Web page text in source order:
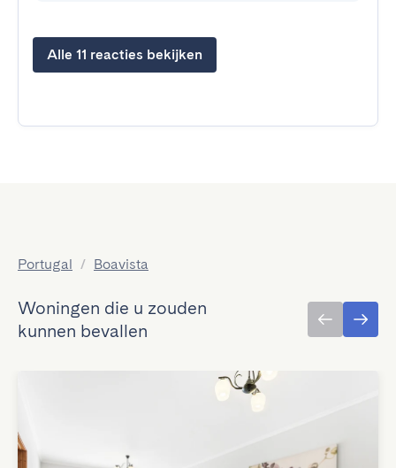
Alle 11 reacties bekijken
Portugal / Boavista
Woningen die u zouden
kunnen bevallen